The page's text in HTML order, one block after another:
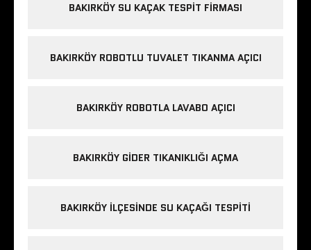
BAKIRKÖY SU KAÇAK TESPIT FIRMASI
BAKIRKÖY ROBOTLU TUVALET TIKANMA AÇICI
BAKIRKÖY ROBOTLA LAVABO AÇICI
BAKIRKÖY GIDER TIKANIKLIĞI AÇMA
BAKIRKÖY ILÇESINDE SU KAÇAĞI TESPITI